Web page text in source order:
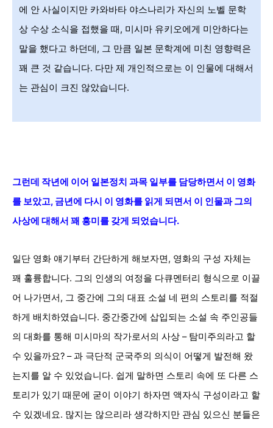
에 안 사실이지만 카와바타 야스나리가 자신의 노벨 문학
상 수상 소식을 접했을 때, 미시마 유키오에게 미안하다는
말을 했다고 하던데, 그 만큼 일본 문학계에 미친 영향력은
꽤 큰 것 같습니다. 다만 제 개인적으로는 이 인물에 대해서
는 관심이 크진 않았습니다.
그런데 작년에 이어 일본정치 과목 일부를 담당하면서 이 영화
를 보았고, 금년에 다시 이 영화를 읽게 되면서 이 인물과 그의
사상에 대해서 꽤 흥미를 갖게 되었습니다.
일단 영화 얘기부터 간단하게 해보자면, 영화의 구성 자체는
꽤 훌륭합니다. 그의 인생의 여정을 다큐멘터리 형식으로 이끌
어 나가면서, 그 중간에 그의 대표 소설 네 편의 스토리를 적절
하게 배치하였습니다. 중간중간에 삽입되는 소설 속 주인공들
의 대화를 통해 미시마의 작가로서의 사상 – 탐미주의라고 할
수 있을까요? – 과 극단적 군국주의 의식이 어떻게 발전해 왔
는지를 알 수 있었습니다. 쉽게 말하면 스토리 속에 또 다른 스
토리가 있기 때문에 굳이 이야기 하자면 액자식 구성이라고 할
수 있겠네요. 많지는 않으리라 생각하지만 관심 있으신 분들은